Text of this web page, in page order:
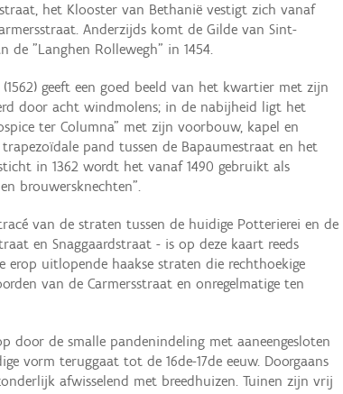
het Klooster van Bethanië vestigt zich vanaf
Anderzijds komt de Gilde van Sint-
de "Langhen Rollewegh" in 1454.
geeft een goed beeld van het kwartier met zijn
door acht windmolens; in de nabijheid ligt het
ter Columna" met zijn voorbouw, kapel en
pand tussen de Bapaumestraat en het
in 1362 wordt het vanaf 1490 gebruikt als
brouwersknechten".
van de straten tussen de huidige Potterierei en de
en Snaggaardstraat - is op deze kaart reeds
erop uitlopende haakse straten die rechthoekige
van de Carmersstraat en onregelmatige ten
door de smalle pandenindeling met aaneengesloten
vorm teruggaat tot de 16de-17de eeuw. Doorgaans
afwisselend met breedhuizen. Tuinen zijn vrij